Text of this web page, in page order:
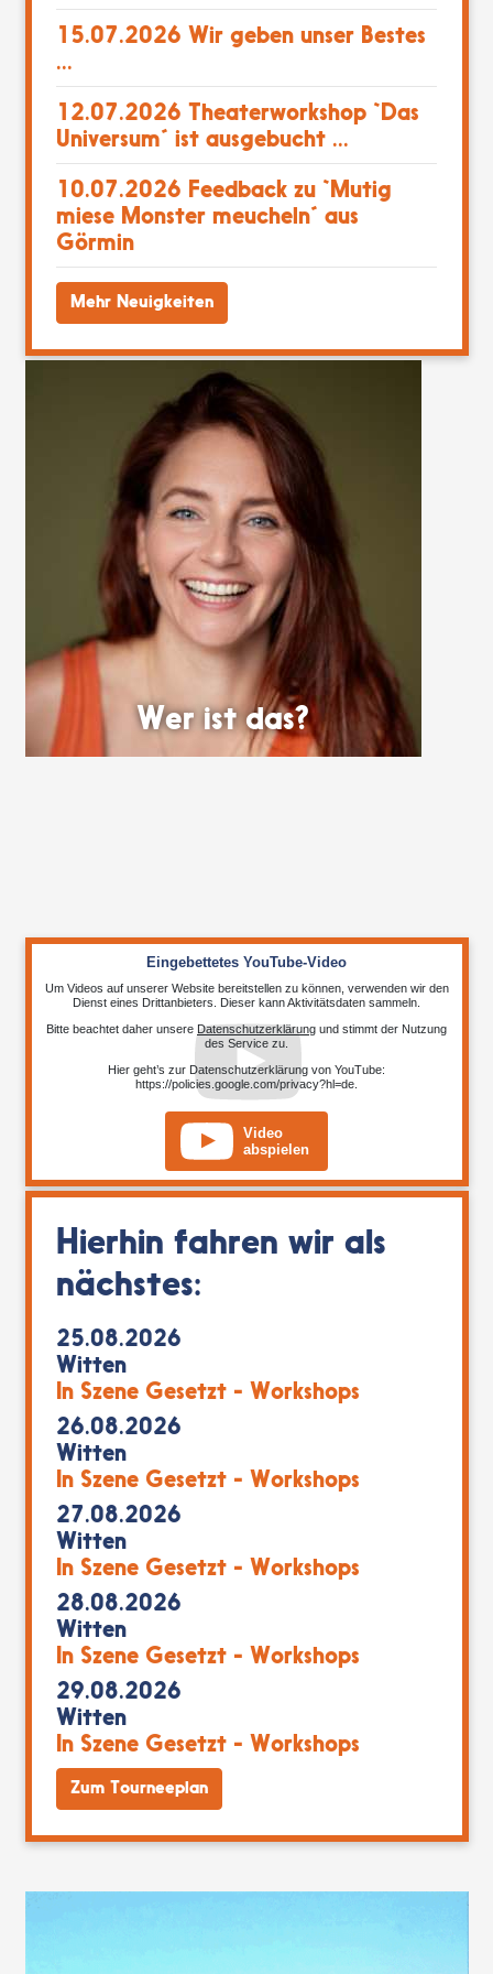
15.07.2026 Wir geben unser Bestes
...
12.07.2026 Theaterworkshop `Das
Universum´ ist ausgebucht ...
10.07.2026 Feedback zu `Mutig
miese Monster meucheln´ aus
Görmin
Mehr Neuigkeiten
Wer ist das?
Eingebettetes YouTube-Video
Um Videos auf unserer Website bereitstellen zu können, verwenden wir den
Dienst eines Drittanbieters. Dieser kann Aktivitätsdaten sammeln.
Bitte beachtet daher unsere Datenschutzerklärung und stimmt der Nutzung
des Service zu.
Hier geht’s zur Datenschutzerklärung von YouTube:
https://policies.google.com/privacy?hl=de
Video
abspielen
Hierhin fahren wir als
nächstes:
25.08.2026
Witten
In Szene Gesetzt - Workshops
26.08.2026
Witten
In Szene Gesetzt - Workshops
27.08.2026
Witten
In Szene Gesetzt - Workshops
28.08.2026
Witten
In Szene Gesetzt - Workshops
29.08.2026
Witten
In Szene Gesetzt - Workshops
Zum Tourneeplan